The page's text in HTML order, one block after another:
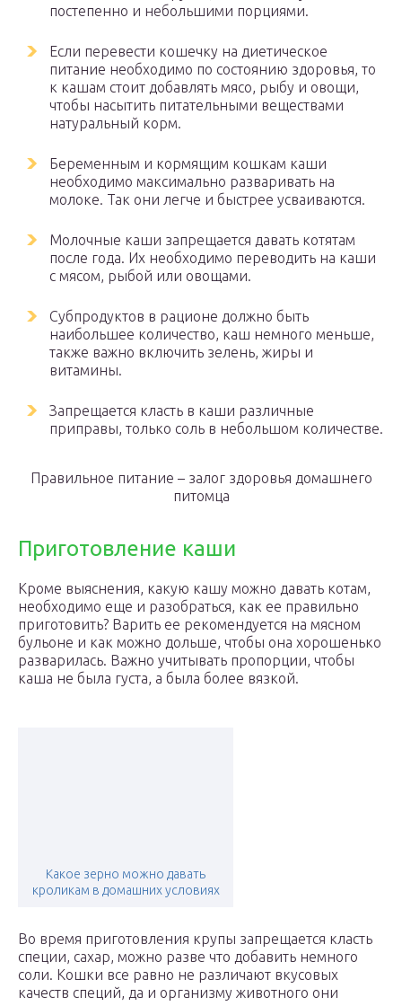
постепенно и небольшими порциями.
Если перевести кошечку на диетическое
питание необходимо по состоянию здоровья, то
к кашам стоит добавлять мясо, рыбу и овощи,
чтобы насытить питательными веществами
натуральный корм.
Беременным и кормящим кошкам каши
необходимо максимально разваривать на
молоке. Так они легче и быстрее усваиваются.
Молочные каши запрещается давать котятам
после года. Их необходимо переводить на каши
с мясом, рыбой или овощами.
Субпродуктов в рационе должно быть
наибольшее количество, каш немного меньше,
также важно включить зелень, жиры и
витамины.
Запрещается класть в каши различные
приправы, только соль в небольшом количестве.
Правильное питание – залог здоровья домашнего
питомца
Приготовление каши
Кроме выяснения, какую кашу можно давать котам,
необходимо еще и разобраться, как ее правильно
приготовить? Варить ее рекомендуется на мясном
бульоне и как можно дольше, чтобы она хорошенько
разварилась. Важно учитывать пропорции, чтобы
каша не была густа, а была более вязкой.
Какое зерно можно давать
кроликам в домашних условиях
Во время приготовления крупы запрещается класть
специи, сахар, можно разве что добавить немного
соли. Кошки все равно не различают вкусовых
качеств специй, да и организму животного они